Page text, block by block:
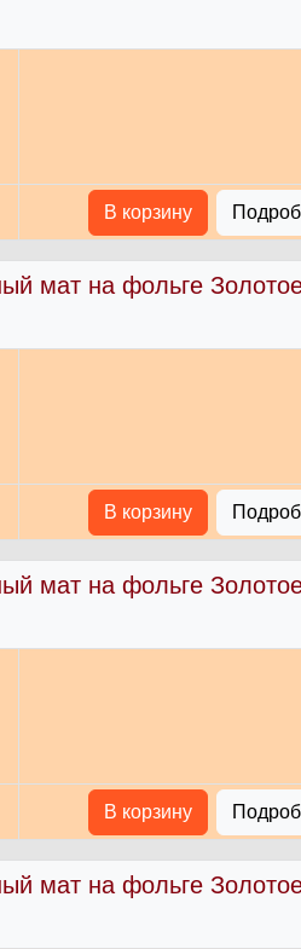
В корзину
мат на фольге
В корзину
мат на фольге
В корзину
мат на фольге